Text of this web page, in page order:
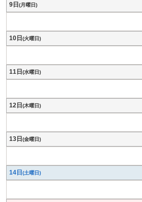
9日 (月曜日)
10日 (火曜日)
11日 (水曜日)
12日 (木曜日)
13日 (金曜日)
14日 (土曜日)